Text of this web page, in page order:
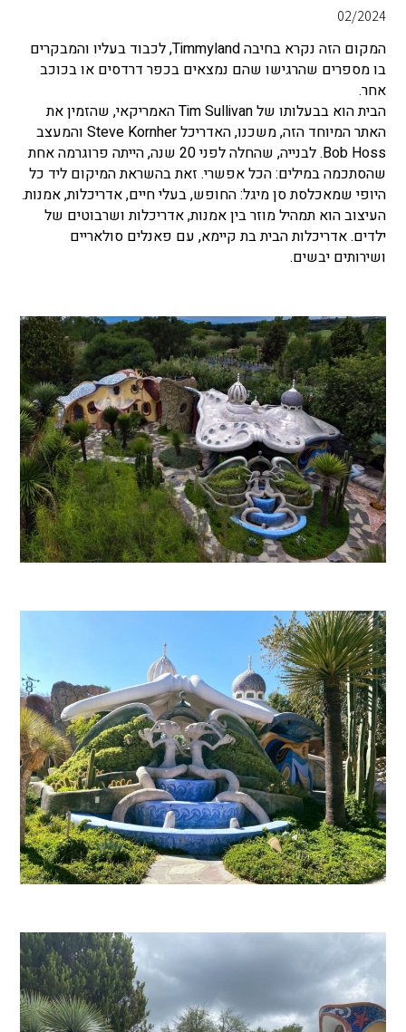
02/2024
המקום הזה נקרא בחיבה Timmyland, לכבוד בעליו והמבקרים
בו מספרים שהרגישו שהם נמצאים בכפר דרדסים או בכוכב
אחר.
הבית הוא בבעלותו של Tim Sullivan האמריקאי, שהזמין את
האתר המיוחד הזה, משכנו, האדריכל Steve Kornher והמעצב
Bob Hoss. לבנייה, שהחלה לפני 20 שנה, הייתה פרוגרמה אחת
שהסתכמה במילים: הכל אפשרי. זאת בהשראת המיקום ליד כל
היופי שמאכלסת סן מיגל: החופש, בעלי חיים, אדריכלות, אמנות.
העיצוב הוא תמהיל מוזר בין אמנות, אדריכלות ושרבוטים של
ילדים. אדריכלות הבית בת קיימא, עם פאנלים סולאריים
ושירותים יבשים.